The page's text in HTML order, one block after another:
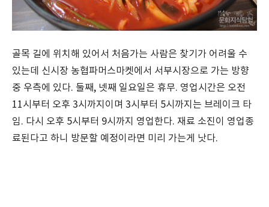
골목 길에 위치해 있어서 처음가는 사람은 찾기가 어려울 수
있는데 신시장 농협파머스마켓에서 서부시장으로 가는 방향
중 우측에 있다. 둘째, 넷째 일요일은 휴무. 영업시간은 오전
11시부터 오후 3시까지이며 3시부터 5시까지는 브레이크 타
임. 다시 오후 5시부터 9시까지 영업한다. 재료 소진이 영업종
료된다고 하니 방문할 예정이라면 미리 가는게 낫다.